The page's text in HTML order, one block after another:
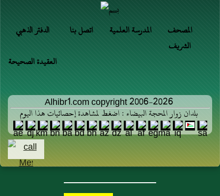
الدفتر الذهبي اتصل بنا المدرسة العلمية
المصحف
الشريف
العقيدة الصحيحة
Alhibr1.com copyright 2006-2026
بلدان زوار المحجة البيضاء : اضغط لمشاهدة إحصائيات هذا اليوم